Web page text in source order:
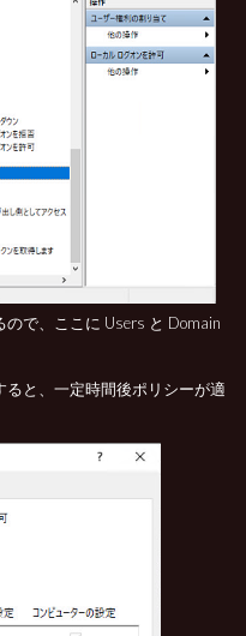
で、ここに Users と Domain
と、一定時間後ポリシーが適